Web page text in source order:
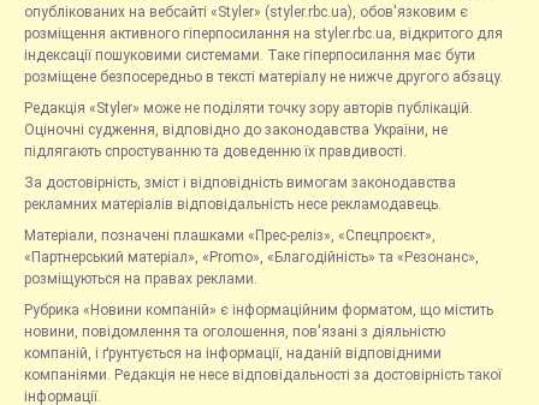
опублікованих на вебсайті «Styler» (styler.rbc.ua), обов'язковим є
розміщення активного гіперпосилання на styler.rbc.ua, відкритого для
індексації пошуковими системами. Таке гіперпосилання має бути
розміщене безпосередньо в тексті матеріалу не нижче другого абзацу.
Редакція «Styler» може не поділяти точку зору авторів публікацій.
Оціночні судження, відповідно до законодавства України, не
підлягають спростуванню та доведенню їх правдивості.
За достовірність, зміст і відповідність вимогам законодавства
рекламних матеріалів відповідальність несе рекламодавець.
Матеріали, позначені плашками «Прес-реліз», «Спецпроєкт»,
«Партнерський матеріал», «Promo», «Благодійність» та «Резонанс»,
розміщуються на правах реклами.
Рубрика «Новини компаній» є інформаційним форматом, що містить
новини, повідомлення та оголошення, пов'язані з діяльністю
компаній, і ґрунтується на інформації, наданій відповідними
компаніями. Редакція не несе відповідальності за достовірність такої
інформації.